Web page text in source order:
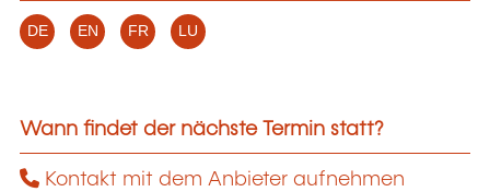
DE EN FR LU
Wann findet der nächste Termin statt?
Kontakt mit dem Anbieter aufnehmen